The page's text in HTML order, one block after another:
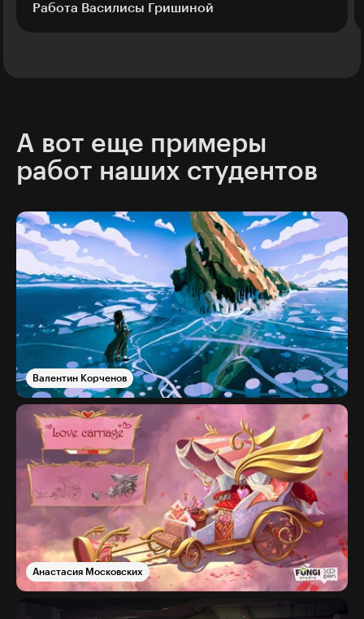
Работа Василисы Гришиной
А вот еще примеры
работ наших студентов
Валентин Корченов
Анастасия Московских